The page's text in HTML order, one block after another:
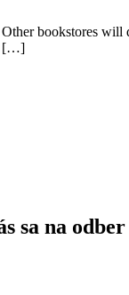
bookstores
[…]
sa na odber